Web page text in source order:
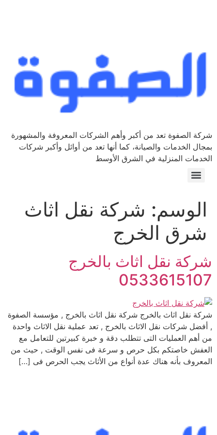
شركة الصفوة تعد من أكبر وأهم الشركات المعروفة والمشهورة
بمجال الخدمات والصيانة، كما أنها تعد من أوائل وأكبر شركات
الخدمات المنزلية في الشرق الأوسط
الوسم: شركة نقل اثاث
شرق الخرج
شركة نقل اثاث بالخرج
0533615107
شركة نقل اثاث بالخرج شركة نقل اثاث بالخرج , مؤسسة الصفوة
, أفضل شركات نقل الاثاث بالخرج , تعد عملية نقل الاثاث واحدة
من أهم العمليات التى تتطلب دقة و خبرة كبيرتين للتعامل مع
العفش خاصتكم بكل حرص و سرعة فى نفس الوقت , حيث من
المعروف بأنه هناك عدة أنواع من الأثاث يجب الحرص فى […]